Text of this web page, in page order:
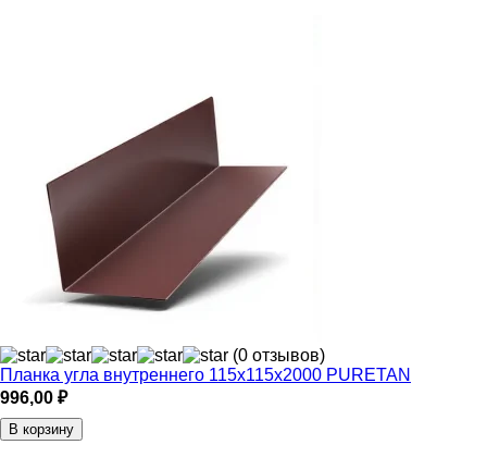
(0 отзывов)
Планка угла внутреннего 115х115х2000 PURETAN
996,00 ₽
В корзину